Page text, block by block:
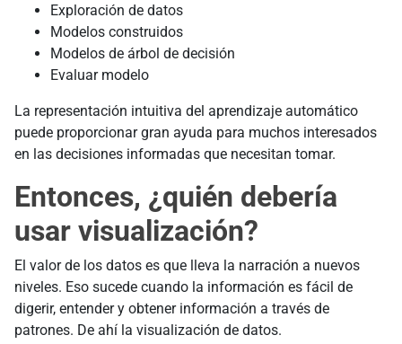
Exploración de datos
Modelos construidos
Modelos de árbol de decisión
Evaluar modelo
La representación intuitiva del aprendizaje automático
puede proporcionar gran ayuda para muchos interesados
en las decisiones informadas que necesitan tomar.
Entonces, ¿quién debería
usar visualización?
El valor de los datos es que lleva la narración a nuevos
niveles. Eso sucede cuando la información es fácil de
digerir, entender y obtener información a través de
patrones. De ahí la visualización de datos.